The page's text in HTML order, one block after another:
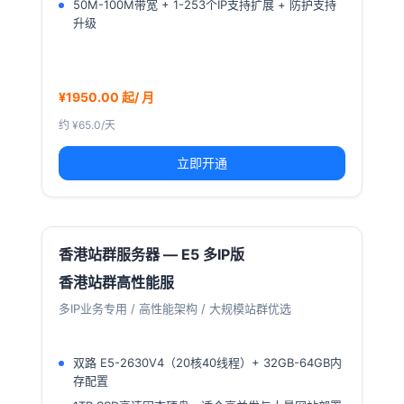
50M-100M带宽 + 1-253个IP支持扩展 + 防护支持
升级
¥1950.00 起/ 月
约 ¥65.0/天
立即开通
香港站群服务器 — E5 多IP版
香港站群高性能服
多IP业务专用 / 高性能架构 / 大规模站群优选
双路 E5-2630V4（20核40线程）+ 32GB-64GB内
存配置